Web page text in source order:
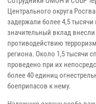
Центрального округа
задержали более 4,5
значительный вклад
противодействию
региона. Около 1,5 тысячи
проведено при их
более 40 единиц
боеприпасов к нему.